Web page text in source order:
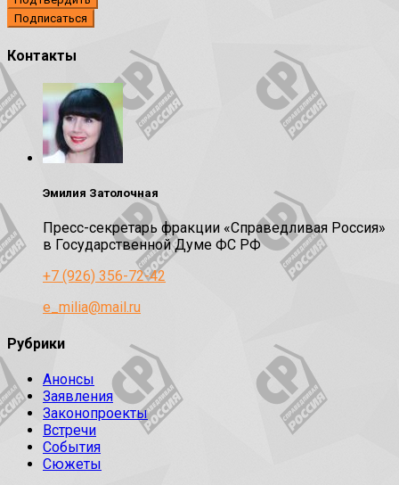
Контакты
Эмилия Затолочная
Пресс-секретарь фракции «Справедливая Россия»
в Государственной Думе ФС РФ
+7 (926) 356-72-42
e_milia@mail.ru
Рубрики
Анонсы
Заявления
Законопроекты
Встречи
События
Сюжеты